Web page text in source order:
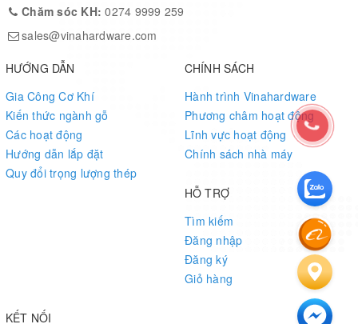
Chăm sóc KH:0274 9999 259
sales@vinahardware.com
HƯỚNG DẪN
Gia Công Cơ Khí
Kiến thức ngành gỗ
Các hoạt động
Hướng dẫn lắp đặt
Quy đổi trọng lượng thép
CHÍNH SÁCH
Hành trình Vinahardware
Phương châm hoạt động
Lĩnh vực hoạt động
Chính sách nhà máy
HỖ TRỢ
Tìm kiếm
Đăng nhập
Đăng ký
Giỏ hàng
KẾT NỐI